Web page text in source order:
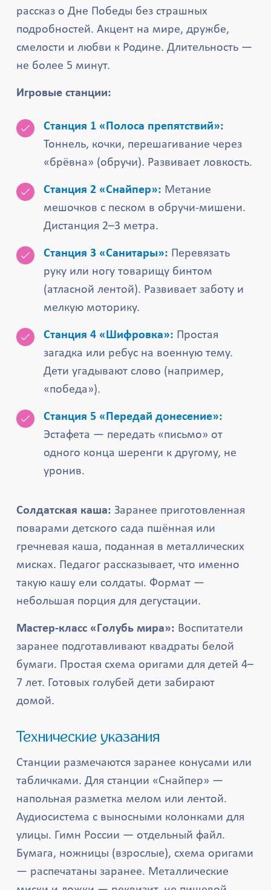
рассказ о Дне Победы без страшных
подробностей. Акцент на мире, дружбе,
смелости и любви к Родине. Длительность —
не более 5 минут.
Игровые станции:
Станция 1 «Полоса препятствий»:
Тоннель, кочки, перешагивание через
«брёвна» (обручи). Развивает ловкость.
Станция 2 «Снайпер»: Метание
мешочков с песком в обручи-мишени.
Дистанция 2–3 метра.
Станция 3 «Санитары»: Перевязать
руку или ногу товарищу бинтом
(атласной лентой). Развивает заботу и
мелкую моторику.
Станция 4 «Шифровка»: Простая
загадка или ребус на военную тему.
Дети угадывают слово (например,
«победа»).
Станция 5 «Передай донесение»:
Эстафета — передать «письмо» от
одного конца шеренги к другому, не
уронив.
Солдатская каша: Заранее приготовленная
поварами детского сада пшённая или
гречневая каша, поданная в металлических
мисках. Педагог рассказывает, что именно
такую кашу ели солдаты. Формат —
небольшая порция для дегустации.
Мастер-класс «Голубь мира»: Воспитатели
заранее подготавливают квадраты белой
бумаги. Простая схема оригами для детей 4–
7 лет. Готовых голубей дети забирают
домой.
Технические указания
Станции размечаются заранее конусами или
табличками. Для станции «Снайпер» —
напольная разметка мелом или лентой.
Аудиосистема с выносными колонками для
улицы. Гимн России — отдельный файл.
Бумага, ножницы (взрослые), схема оригами
— распечатаны заранее. Металлические